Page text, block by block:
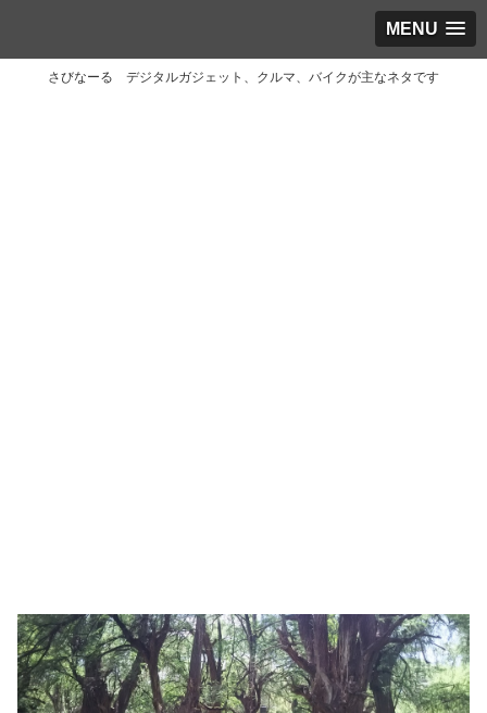
MENU
さびなーる デジタルガジェット、クルマ、バイクが主なネタです